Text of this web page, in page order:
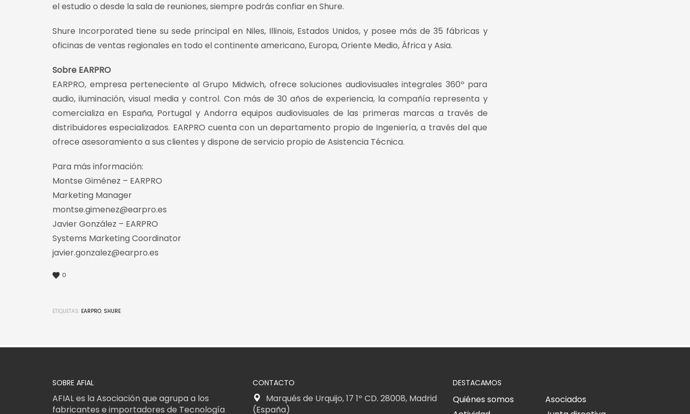
el estudio o desde la sala de reuniones, siempre podrás confiar en Shure.
Shure Incorporated tiene su sede principal en Niles, Illinois, Estados Unidos, y posee más de 35 fábricas y
oficinas de ventas regionales en todo el continente americano, Europa, Oriente Medio, África y Asia.
Sobre EARPRO
EARPRO, empresa perteneciente al Grupo Midwich, ofrece soluciones audiovisuales integrales 360º para
audio, iluminación, visual media y control. Con más de 30 años de experiencia, la compañía representa y
comercializa en España, Portugal y Andorra equipos audiovisuales de las primeras marcas a través de
distribuidores especializados. EARPRO cuenta con un departamento propio de Ingeniería, a través del que
ofrece asesoramiento a sus clientes y dispone de servicio propio de Asistencia Técnica.
Para más información:
Montse Giménez – EARPRO
Marketing Manager
montse.gimenez@earpro.es
Javier González – EARPRO
Systems Marketing Coordinator
javier.gonzalez@earpro.es
0
ETIQUETAS: EARPRO, SHURE
SOBRE AFIAL
AFIAL es la Asociación que agrupa a los
fabricantes e importadores de Tecnología
CONTACTO
Marqués de Urquijo, 17 1º CD. 28008, Madrid
(España)
DESTACAMOS
Quiénes somos
Asociados